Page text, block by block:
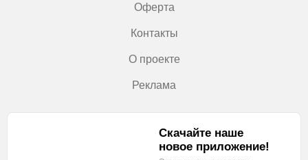
Оферта
Контакты
О проекте
Реклама
Скачайте наше
новое приложение!